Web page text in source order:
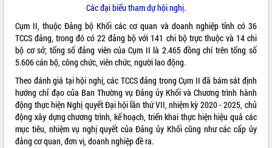
Các đại biểu tham dự hội nghị.
Cụm II, thuộc Đảng bộ Khối các cơ quan và doanh nghiệp tỉnh có 36
TCCS đảng, trong đó có 22 đảng bộ với 141 chi bộ trực thuộc và 14 chi
bộ cơ sở; tổng số đảng viên của Cụm II là 2.465 đồng chí trên tổng số
5.606 cán bộ, công chức, viên chức, người lao động.
Theo đánh giá tại hội nghị, các TCCS đảng trong Cụm II đã bám sát định
hướng chỉ đạo của Ban Thường vụ Đảng ủy Khối và Chương trình hành
động thực hiện Nghị quyết Đại hội lần thứ VII, nhiệm kỳ 2020 - 2025, chủ
động xây dựng chương trình, kế hoạch, triển khai thực hiện hiệu quả các
mục tiêu, nhiệm vụ nghị quyết của Đảng ủy Khối cũng như các cấp ủy
đảng cơ quan, đơn vị, doanh nghiệp đề ra.